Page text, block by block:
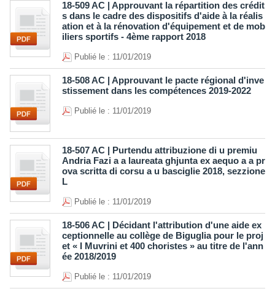
18-509 AC | Approuvant la répartition des crédit
s dans le cadre des dispositifs d'aide à la réalis
ation et à la rénovation d'équipement et de mob
iliers sportifs - 4ème rapport 2018
Publié le : 11/01/2019
18-508 AC | Approuvant le pacte régional d'inve
stissement dans les compétences 2019-2022
Publié le : 11/01/2019
18-507 AC | Purtendu attribuzione di u premiu
Andria Fazi a a laureata ghjunta ex aequo a a pr
ova scritta di corsu a u basciglie 2018, sezzione
L
Publié le : 11/01/2019
18-506 AC | Décidant l'attribution d'une aide ex
ceptionnelle au collège de Biguglia pour le proj
et « I Muvrini et 400 choristes » au titre de l'ann
ée 2018/2019
Publié le : 11/01/2019